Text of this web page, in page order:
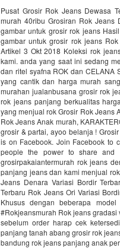
Pusat Grosir Rok Jeans Dewasa
murah 40ribu Grosiran Rok Jeans
gambar untuk grosir rok jeans
gambar untuk grosir rok jeans
Artikel 3 Okt 2018 Koleksi rok
kami. anda yang saat ini sedang
dan ritel syafna ROK dan CELANA
yang cantik dan harga murah
murahan jualanbusana grosir rok
rok jeans panjang berkualitas
yang menjual rok Grosir Rok Jeans
Rok Jeans Anak murah,
grosir & partai, ayoo belanja !
is on Facebook. Join Facebook to
people the power to share and
grosirpakaiantermurah rok jeans
panjang jeans dan kami menjual
Jeans Denara Variasi Bordir
Terbaru Rok Jeans Ori Variasi
Khusus dengan beberapa
#Rokjeansmurah Rok jeans
sebelum order harap cek
panjang tanah abang grosir rok
bandung rok jeans panjang anak